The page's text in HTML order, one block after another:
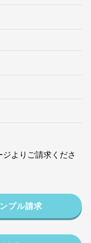
よりご請求くださ
プル請求